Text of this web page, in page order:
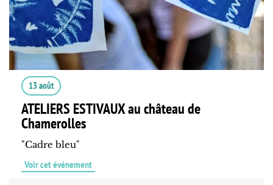
13 août
ATELIERS ESTIVAUX au château de
Chamerolles
"Cadre bleu"
Voir cet événement